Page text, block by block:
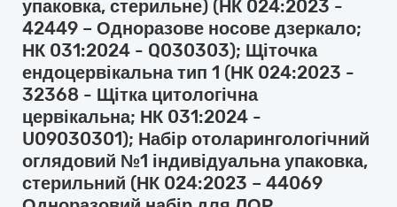
упаковка, стерильне) (НК 024:2023 -
42449 – Одноразове носове дзеркало;
НК 031:2024 - Q030303); Щіточка
ендоцервікальна тип 1 (НК 024:2023 -
32368 - Щітка цитологічна
цервікальна; НК 031:2024 -
U09030301); Набір отоларингологічний
оглядовий №1 індивідуальна упаковка,
стерильний (НК 024:2023 – 44069